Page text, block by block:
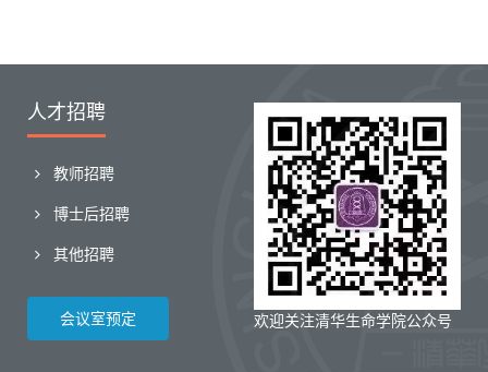
欢迎关注清华生命学院公众号
人才招聘
教师招聘
博士后招聘
其他招聘
会议室预定